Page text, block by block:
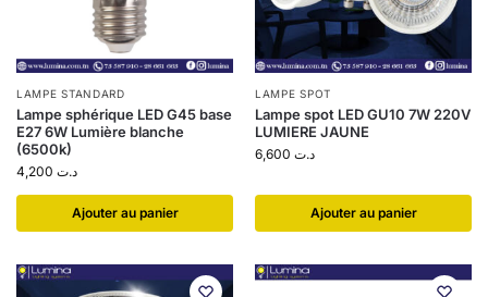
LAMPE STANDARD
Lampe sphérique LED G45 base
E27 6W Lumière blanche
(6500k)
د.ت
Ajouter au panier
LAMPE SPOT
Lampe spot LED GU10 7W 220V
LUMIERE JAUNE
د.ت
Ajouter au panier